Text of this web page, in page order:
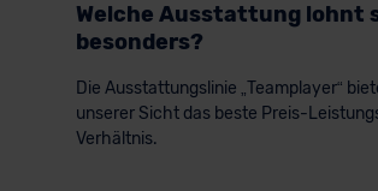
Welche Ausstattung lohnt
besonders?
Die Ausstattungslinie „Teamplayer“
unserer Sicht das beste Preis-
Verhältnis.